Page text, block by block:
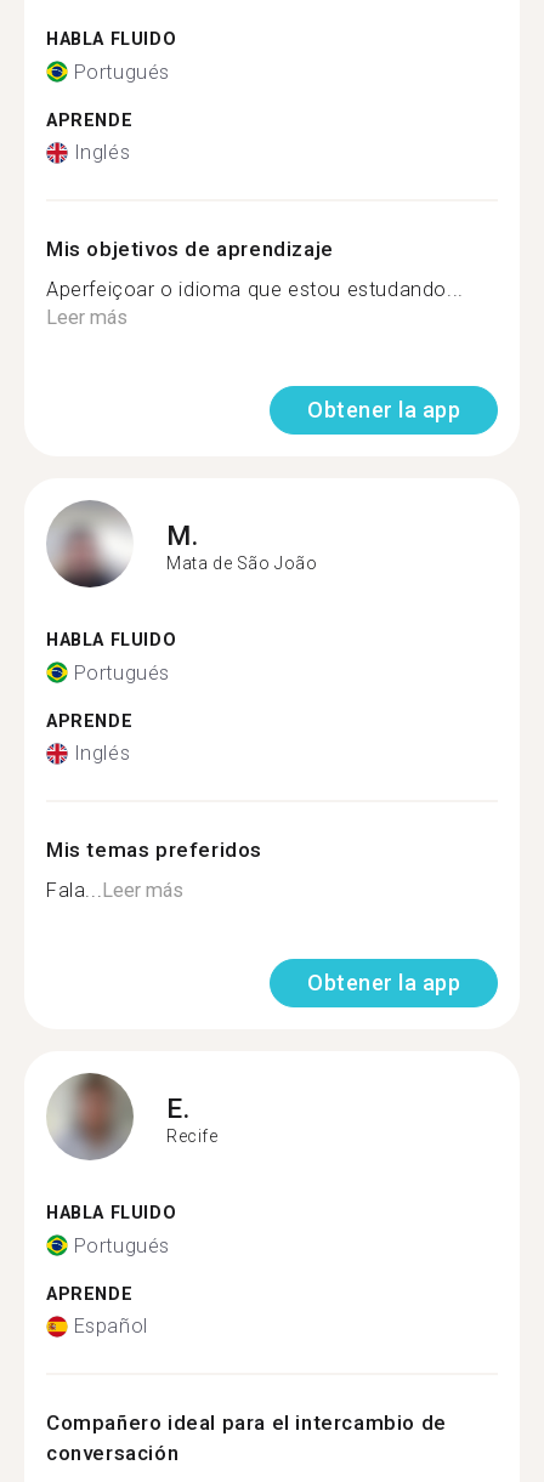
HABLA FLUIDO
Portugués
APRENDE
Inglés
Mis objetivos de aprendizaje
Aperfeiçoar o idioma que estou estudando...
Leer más
Obtener la app
M.
Mata de São João
HABLA FLUIDO
Portugués
APRENDE
Inglés
Mis temas preferidos
Fala...Leer más
Obtener la app
E.
Recife
HABLA FLUIDO
Portugués
APRENDE
Español
Compañero ideal para el intercambio de
conversación